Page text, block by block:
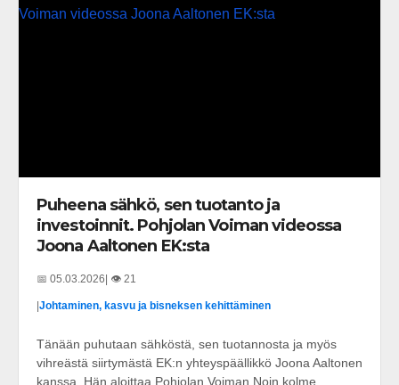
Puheena sähkö, sen tuotanto ja
investoinnit. Pohjolan Voiman videossa
Joona Aaltonen EK:sta
📅 05.03.2026 | 👁️ 21
Johtaminen, kasvu ja bisneksen kehittäminen
Tänään puhutaan sähköstä, sen tuotannosta ja myös
vihreästä siirtymästä EK:n yhteyspäällikkö Joona Aaltonen
kanssa. Hän aloittaa Pohjolan Voiman Noin kolme